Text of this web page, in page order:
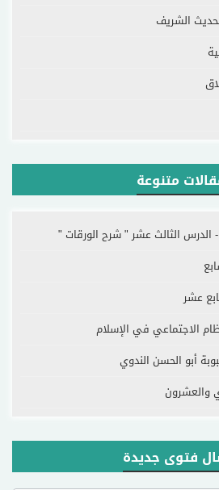
الشريف
متنوعة
الثالث عشر " شرح الورقات "
عشر
الاجتماعي في الإسلام
أبو الحسن الندوي
والعشرون
فتوى جديدة